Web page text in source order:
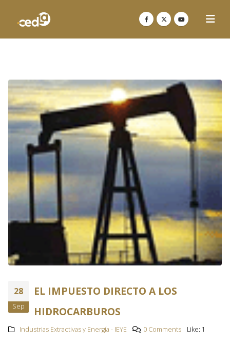
28
Sep
EL IMPUESTO DIRECTO A LOS
HIDROCARBUROS
Industrias Extractivas y Energía - IEYE 0 Comments Like: 1